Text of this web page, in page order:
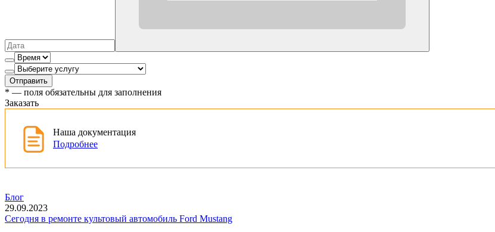
Отправить
* — поля обязательны для заполнения
Заказать
Наша документация
Подробнее
Блог
29.09.2023
Сегодня в ремонте культовый автомобиль Ford Mustang